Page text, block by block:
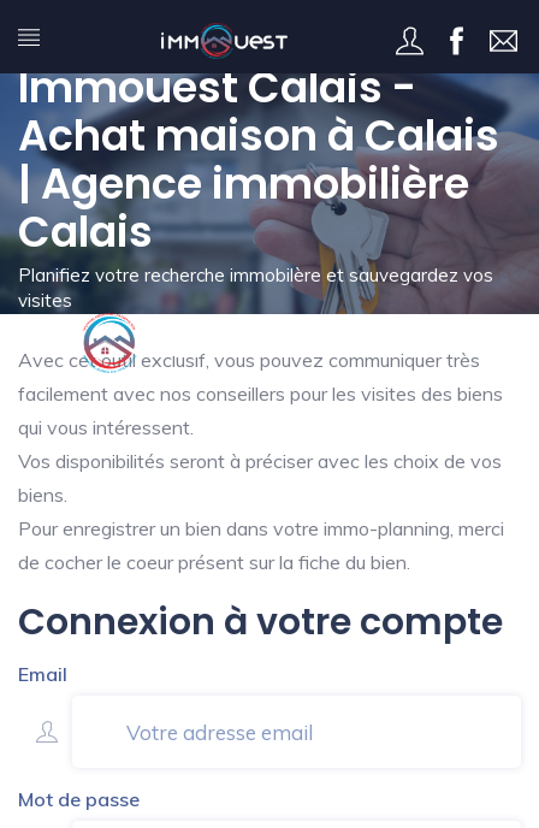
Mon immo-planning -
Immouest Calais -
Achat maison à Calais
| Agence immobilière
Calais
Planifiez votre recherche immobilère et sauvegardez vos
visites
Avec cet outil exclusif, vous pouvez communiquer très
facilement avec nos conseillers pour les visites des biens
qui vous intéressent.
Vos disponibilités seront à préciser avec les choix de vos
biens.
Pour enregistrer un bien dans votre immo-planning, merci
de cocher le coeur présent sur la fiche du bien.
Connexion à votre compte
Email
Mot de passe